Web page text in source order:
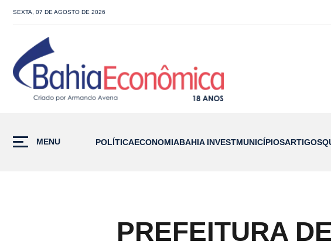
SEXTA, 07 DE AGOSTO DE 2026
MENU POLÍTICAECONOMIABAHIA INVESTMUNICÍPIOSARTIGOS
PREFEITURA